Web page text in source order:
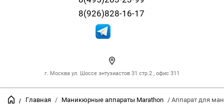
8(926)828-16-17
г. Москва ул. Шоссе энтузиастов 31 стр.2 , офис 311
/ Главная / Маникюрные аппараты Marathon / Аппарат для